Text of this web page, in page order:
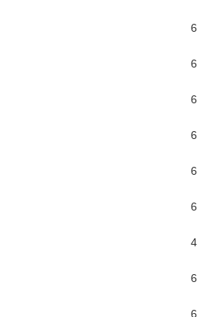
6
6
6
6
6
6
4
6
6